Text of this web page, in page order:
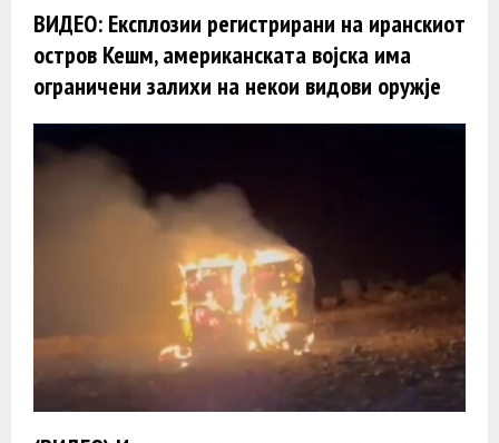
ВИДЕО: Експлозии регистрирани на иранскиот
остров Кешм, американската војска има
ограничени залихи на некои видови оружје